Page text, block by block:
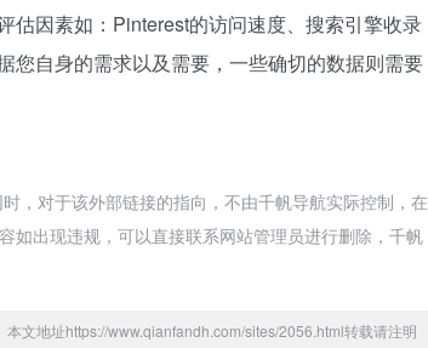
估因素如：Pinterest的访问速度、搜索引擎收录
您自身的需求以及需要，一些确切的数据则需要
，对于该外部链接的指向，不由千帆导航实际控制，在
如出现违规，可以直接联系网站管理员进行删除，千帆
本文地址https://www.qianfandh.com/sites/2056.html转载请注明